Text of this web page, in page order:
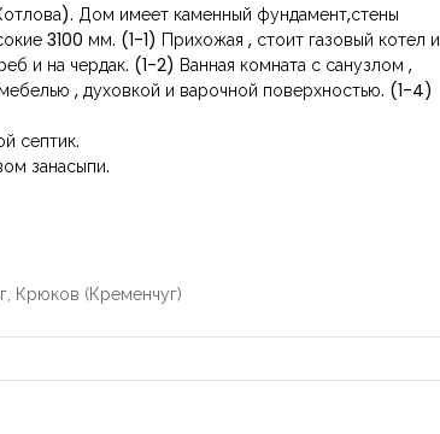
Дом имеет каменный фундамент,стены
3100 мм. (1-1) Прихожая , стоит газовый котел и
и на чердак. (1-2) Ванная комната с санузлом ,
, духовкой и варочной поверхностью. (1-4)
септик.
занасыпи.
Крюков (Кременчуг)